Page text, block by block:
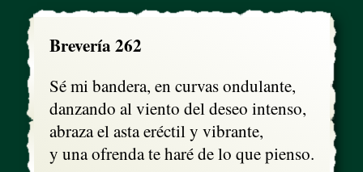
Brevería 262
Sé mi bandera, en curvas ondulante,
danzando al viento del deseo intenso,
abraza el asta eréctil y vibrante,
y una ofrenda te haré de lo que pienso.